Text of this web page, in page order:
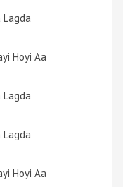
Lagda
Hoyi Aa
Lagda
Lagda
Hoyi Aa